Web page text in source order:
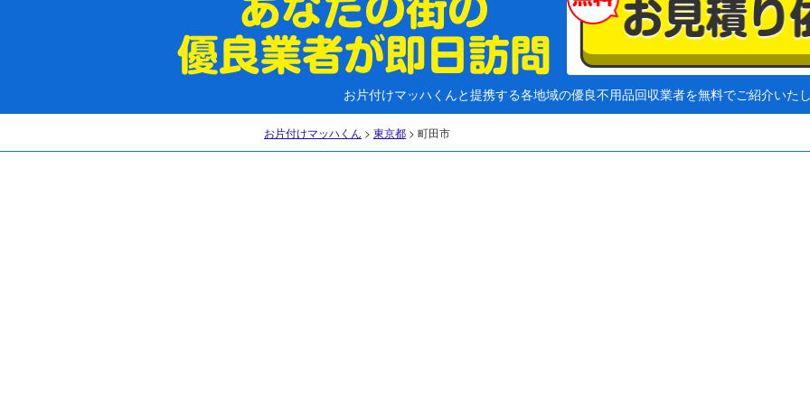
お片付けマッハくんと提携する各地域の優良不用品回収業者を無料でご紹介いた
お片付けマッハくん > 東京都 > 町田市